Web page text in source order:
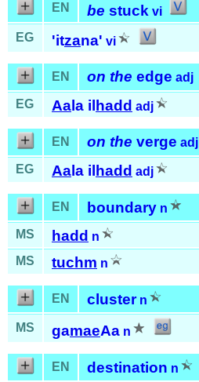
EN be stuck vi
EG
'itzana' vi
EN on the edge adj
EG
Aa la il hadd adj
EN on the verge adj
EG
Aa la il hadd adj
EN boundary n
MS
hadd n
MS tuchm n
EN cluster n
MS gamaeAa n
EN destination n